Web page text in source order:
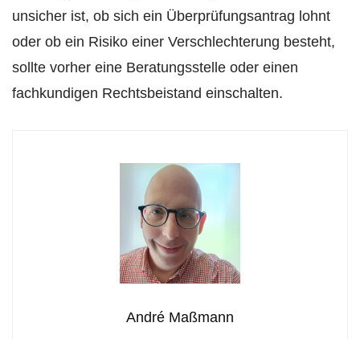
unsicher ist, ob sich ein Überprüfungsantrag lohnt
oder ob ein Risiko einer Verschlechterung besteht,
sollte vorher eine Beratungsstelle oder einen
fachkundigen Rechtsbeistand einschalten.
André Maßmann